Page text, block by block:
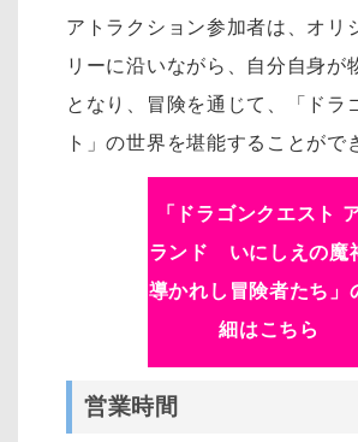
アトラクション参加者は、オリ
リーに沿いながら、自分自身が
となり、冒険を通じて、「ドラ
ト」の世界を堪能することがで
「
ドラゴンクエスト
ランド いにしえの魔
導かれし冒険者たち 」
細はこちら
営業時間